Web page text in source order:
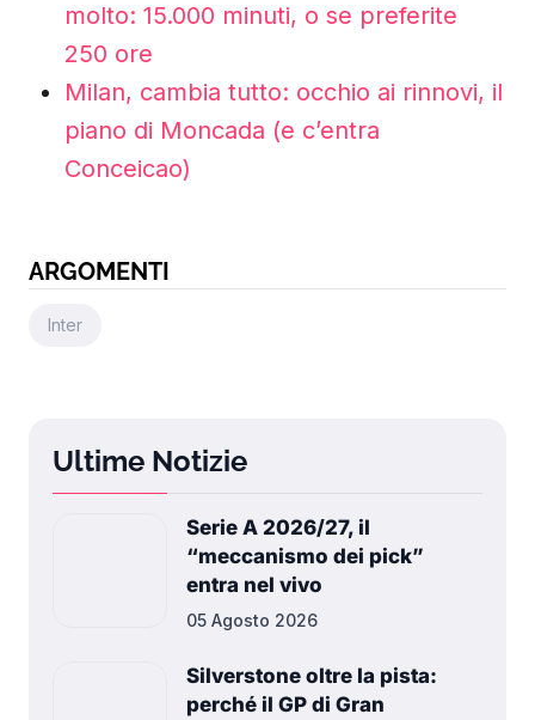
molto: 15.000 minuti, o se preferite
250 ore
Milan, cambia tutto: occhio ai rinnovi, il
piano di Moncada (e c’entra
Conceicao)
ARGOMENTI
Inter
Ultime Notizie
Serie A 2026/27, il
“meccanismo dei pick”
entra nel vivo
05 Agosto 2026
Silverstone oltre la pista:
perché il GP di Gran